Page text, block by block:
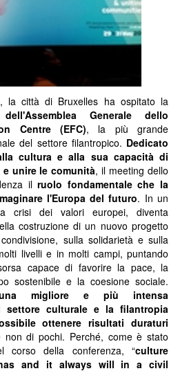
la città di Bruxelles ha ospitato la
Generale dello
Centre (EFC), la più grande
del settore filantropico. Dedicato
cultura e alla sua capacità di
unire le comunità, il meeting dello
ilruolo fondamentale che la
l'Europa del futuro. In un
crisi dei valori europei, diventa
costruzione di un nuovo progetto
sulla solidarietà e sulla
livelli e in molti campi, puntando
capace di favorire la pace, la
sostenibile e la coesione sociale.
migliore e più intensa
settore culturale e la filantropia
ottenere risultati duraturi
non di pochi. Perché, come è stato
corso della conferenza, “culture
and it always will in a civil